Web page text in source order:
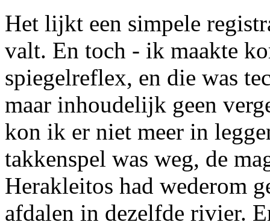
Het lijkt een simpele
valt. En toch - ik maakte
spiegelreflex, en die was
maar inhoudelijk geen
kon ik er niet meer in
takkenspel was weg, de
Herakleitos had wederom
afdalen in dezelfde rivier.